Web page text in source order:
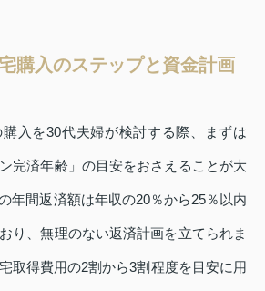
購入のステップと資金計画
入を30代夫婦が検討する際、まずは
完済年齢」の目安をおさえることが大
年間返済額は年収の20％から25％以内
り、無理のない返済計画を立てられま
取得費用の2割から3割程度を目安に用